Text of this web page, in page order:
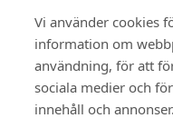
Vi använder cookies
information om
användning, för att
sociala medier och
innehåll och annonser.
Om oss
Stöd oss